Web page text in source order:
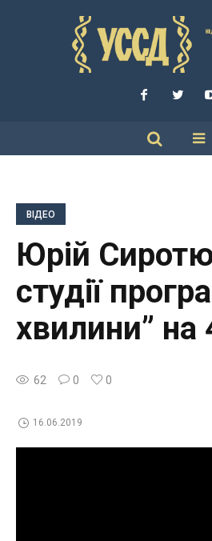
ВІДЕО
Юрій
студії
хвилини” на
62 0 0
16.06.2019